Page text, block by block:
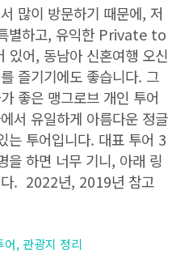
많이 방문하기 때문에, 저
별하고, 유익한 Private to
있어, 동남아 신혼여행 오신
즐기기에도 좋습니다. 그
좋은 맹그로브 개인 투어
서 유일하게 아름다운 정글
는 투어입니다. 대표 투어 3
을 하면 너무 기니, 아래 링
다. 2022년, 2019년 참고
어, 관광지 정리